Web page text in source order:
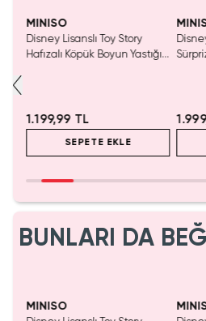
MINISO
Disney Lisanslı Toy Story
Hafızalı Köpük Boyun Yastığı
1.199,99 TL
SEPETE EKLE
BUNLARI DA
MINISO